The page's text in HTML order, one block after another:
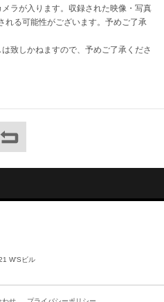
ラが入ります。収録された映像・写真
れる可能性がございます。予めご了承
致しかねますので、予めご了承くださ
W'Sビル